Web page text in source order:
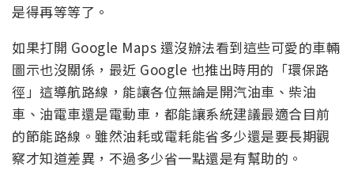
是得再等等了。
如果打開 Google Maps 還沒辦法看到這些可愛的車輛
圖示也沒關係，最近 Google 也推出時用的「環保路
徑」這導航路線，能讓各位無論是開汽油車、柴油
車、油電車還是電動車，都能讓系統建議最適合目前
的節能路線。雖然油耗或電耗能省多少還是要長期觀
察才知道差異，不過多少省一點還是有幫助的。